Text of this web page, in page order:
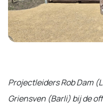
Projectleiders Rob Dam
Griensven (Barli) bij de